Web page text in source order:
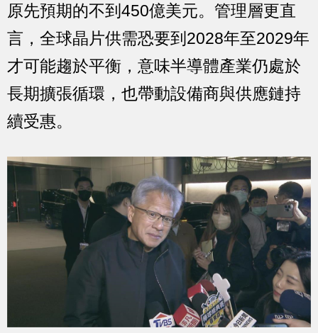
原先預期的不到450億美元。管理層更直
言，全球晶片供需恐要到2028年至2029年
才可能趨於平衡，意味半導體產業仍處於
長期擴張循環，也帶動設備商與供應鏈持
續受惠。